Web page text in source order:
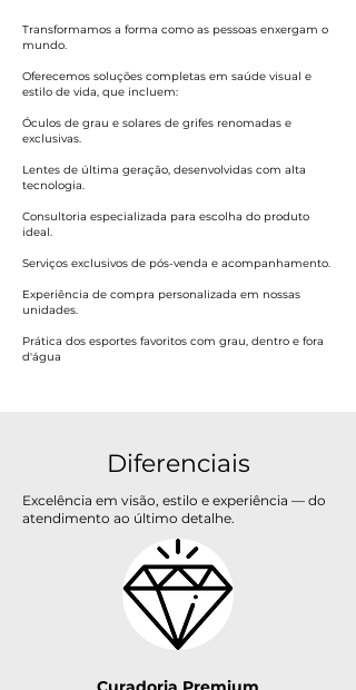
Transformamos a forma como as pessoas enxergam o
mundo.
Oferecemos soluções completas em saúde visual e
estilo de vida, que incluem:
Óculos de grau e solares de grifes renomadas e
exclusivas.
Lentes de última geração, desenvolvidas com alta
tecnologia.
Consultoria especializada para escolha do produto
ideal.
Serviços exclusivos de pós-venda e acompanhamento.
Experiência de compra personalizada em nossas
unidades.
Prática dos esportes favoritos com grau, dentro e fora
d'água
Diferenciais
Excelência em visão, estilo e experiência — do
atendimento ao último detalhe.